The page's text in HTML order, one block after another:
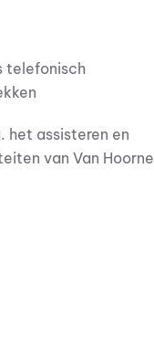
telefonisch
het assisteren en
van Van Hoorne